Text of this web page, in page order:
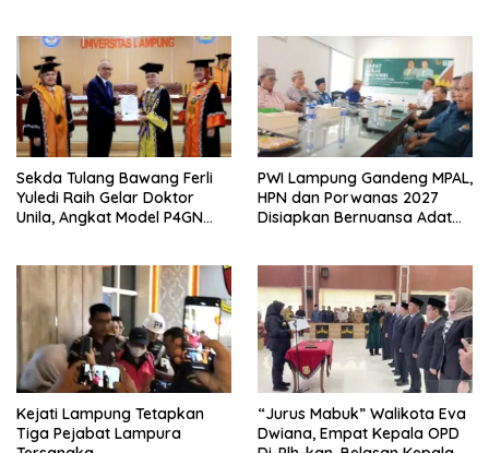
Sekda Tulang Bawang Ferli
Yuledi Raih Gelar Doktor
Unila, Angkat Model P4GN
PWI Lampung Gandeng MPAL,
HPN dan Porwanas 2027
Disiapkan Bernuansa Adat
Kejati Lampung Tetapkan
Tiga Pejabat Lampura
“Jurus Mabuk” Walikota Eva
Dwiana, Empat Kepala OPD